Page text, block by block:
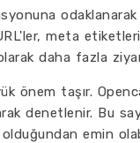
meta
daha fazla
önem taşır.
denetlenir. Bu
emin